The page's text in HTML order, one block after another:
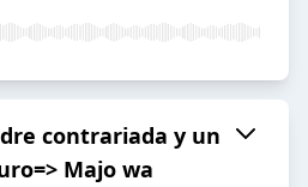
contrariada y un
Majo wa